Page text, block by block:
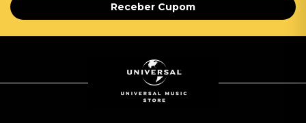
Receber Cupom